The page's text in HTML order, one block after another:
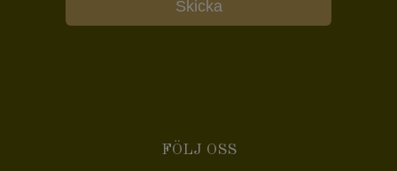
FÖLJ OSS